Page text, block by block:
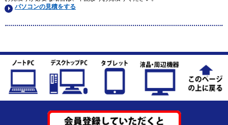
パソコンの見積をする